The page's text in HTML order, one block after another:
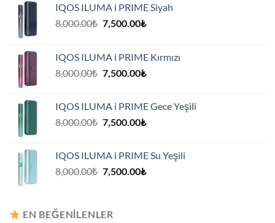
IQOS ILUMA i PRIME Siyah
8,000.00₺ Orijinal
7,500.00₺Şu
7,500.00₺.
IQOS ILUMA i PRIME Kırmızı
8,000.00₺ Orijinal
7,500.00₺Şu
7,500.00₺.
IQOS ILUMA i PRIME Gece Yeşili
8,000.00₺ Orijinal
7,500.00₺Şu
7,500.00₺.
IQOS ILUMA i PRIME Su Yeşili
8,000.00₺ Orijinal
7,500.00₺Şu
EN BEĞENILENLER